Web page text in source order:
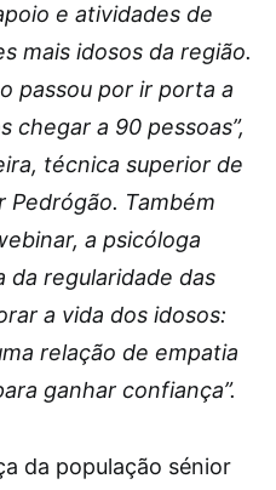
e atividades de
mais idosos da região.
passou por ir porta a
chegar a 90 pessoas”,
técnica superior de
Pedrógão. Também
a psicóloga
regularidade das
a vida dos idosos:
relação de empatia
ganhar confiança”.
da população sénior